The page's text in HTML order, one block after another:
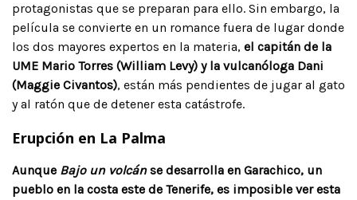
protagonistas que se preparan para ello. Sin embargo, la
película se convierte en un romance fuera de lugar donde
los dos mayores expertos en la materia, el capitán de la
UME Mario Torres (William Levy) y la vulcanóloga Dani
(Maggie Civantos), están más pendientes de jugar al gato
y al ratón que de detener esta catástrofe.
Erupción en La Palma
Aunque Bajo un volcánse desarrolla en Garachico, un
pueblo en la costa este de Tenerife, es imposible ver esta